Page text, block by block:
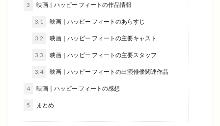
3 映画｜ハッピー フィートの作品情報
3.1 映画｜ハッピー フィートのあらすじ
3.2 映画｜ハッピー フィートの主要キャスト
3.3 映画｜ハッピー フィートの主要スタッフ
3.4 映画｜ハッピー フィートの出演俳優関連作品
4 映画｜ハッピー フィートの感想
5 まとめ